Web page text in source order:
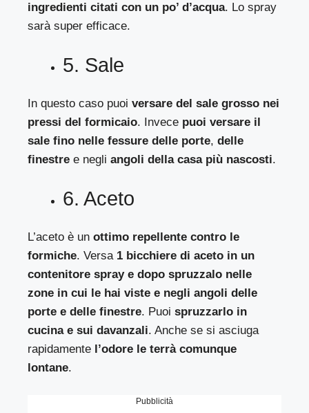
ingredienti citati con un po’ d’acqua. Lo spray
sarà super efficace.
5. Sale
In questo caso puoiversare del sale grosso nei
pressi del formicaio. Invece puoi versare il
sale fino nelle fessure delle porte, delle
finestre e negliangoli della casa più nascosti.
6. Aceto
L’aceto è un ottimo repellente contro le
formiche. Versa1 bicchiere di aceto in un
contenitore spray e dopo spruzzalo nelle
zone in cui le hai viste e negli angoli delle
porte e delle finestre. Puoispruzzarlo in
cucina e sui davanzali. Anche se si asciuga
rapidamente l’odore le terrà comunque
lontane.
Pubblicità